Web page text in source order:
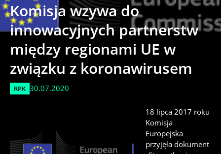
Komisja wzywa do
innowacyjnych partnerstw
między regionami UE w
związku z koronawirusem
RPK 30.07.2020
18 lipca 2017 roku
Komisja
Europejska
przyjęła dokument